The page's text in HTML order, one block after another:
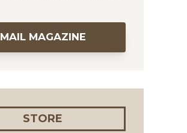
MAIL MAGAZINE
STORE